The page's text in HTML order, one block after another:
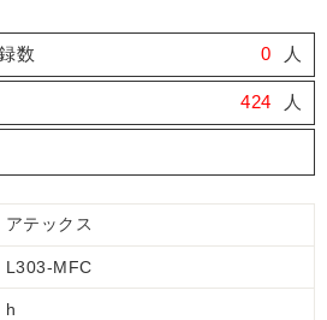
数 0 人
424 人
アテックス
L303-MFC
h